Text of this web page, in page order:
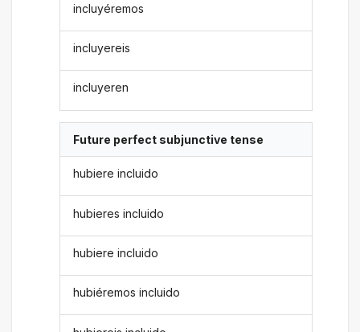
incluyéremos
incluyereis
incluyeren
Future perfect subjunctive tense
hubiere incluido
hubieres incluido
hubiere incluido
hubiéremos incluido